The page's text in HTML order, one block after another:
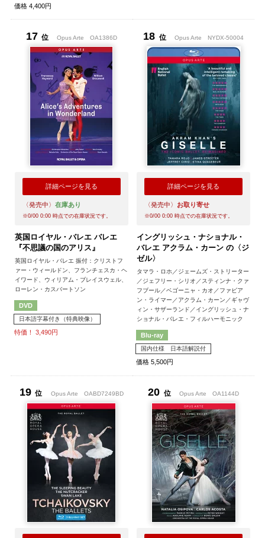
価格 4,400円
17 位 Opus ArteOA1386D
詳細ページを見る
〈発売中〉 在庫あり
※0/00 0:00時点での在庫状況です。
英国ロイヤル・バレエ バレエ
『不思議の国のアリス』
英国ロイヤル・バレエ 振付：クリストフ
ァー・ウィールドン、フランチェスカ・ヘ
イワード、ウィリアム・ブレイスウェル、
ローレン・カスバートソン
DVD
日本語字幕付き（特典映像）
特価！ 3,490円
18 位 Opus Arte NYDX-50004
詳細ページを見る
〈発売中〉 お取り寄せ
※0/00 0:00時点での在庫状況です。
イングリッシュ・ナショナル・
バレエ アクラム・カーン の〈ジ
ゼル〉
タマラ・ロホ／ジェームズ・ストリーター
／ジェフリー・シリオ／スティンナ・クァ
フブール／ベゴーニャ・カオ／ファビア
ン・ライマー／アクラム・カーン／ギャヴ
ィン・サザーランド／イングリッシュ・ナ
ショナル・バレエ・フィルハーモニック
Blu-ray
国内仕様 日本語解説付
価格 5,500円
19 位 Opus Arte OABD7249BD 20 位 Opus Arte OA1144D